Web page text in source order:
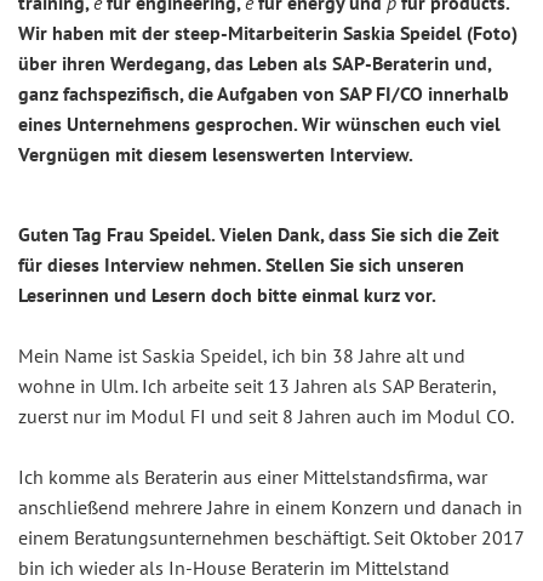
Wir haben mit der steep-Mitarbeiterin Saskia Speidel (Foto)
über ihren Werdegang, das Leben als SAP-Beraterin und,
ganz fachspezifisch, die Aufgaben von SAP FI/CO innerhalb
eines Unternehmens gesprochen. Wir wünschen euch viel
Vergnügen mit diesem lesenswerten Interview.
Guten Tag Frau Speidel. Vielen Dank, dass Sie sich die Zeit
für dieses Interview nehmen. Stellen Sie sich unseren
Leserinnen und Lesern doch bitte einmal kurz vor.
Mein Name ist Saskia Speidel, ich bin 38 Jahre alt und
wohne in Ulm. Ich arbeite seit 13 Jahren als SAP Beraterin,
zuerst nur im Modul FI und seit 8 Jahren auch im Modul CO.
Ich komme als Beraterin aus einer Mittelstandsfirma, war
anschließend mehrere Jahre in einem Konzern und danach in
einem Beratungsunternehmen beschäftigt. Seit Oktober 2017
bin ich wieder als In-House Beraterin im Mittelstand